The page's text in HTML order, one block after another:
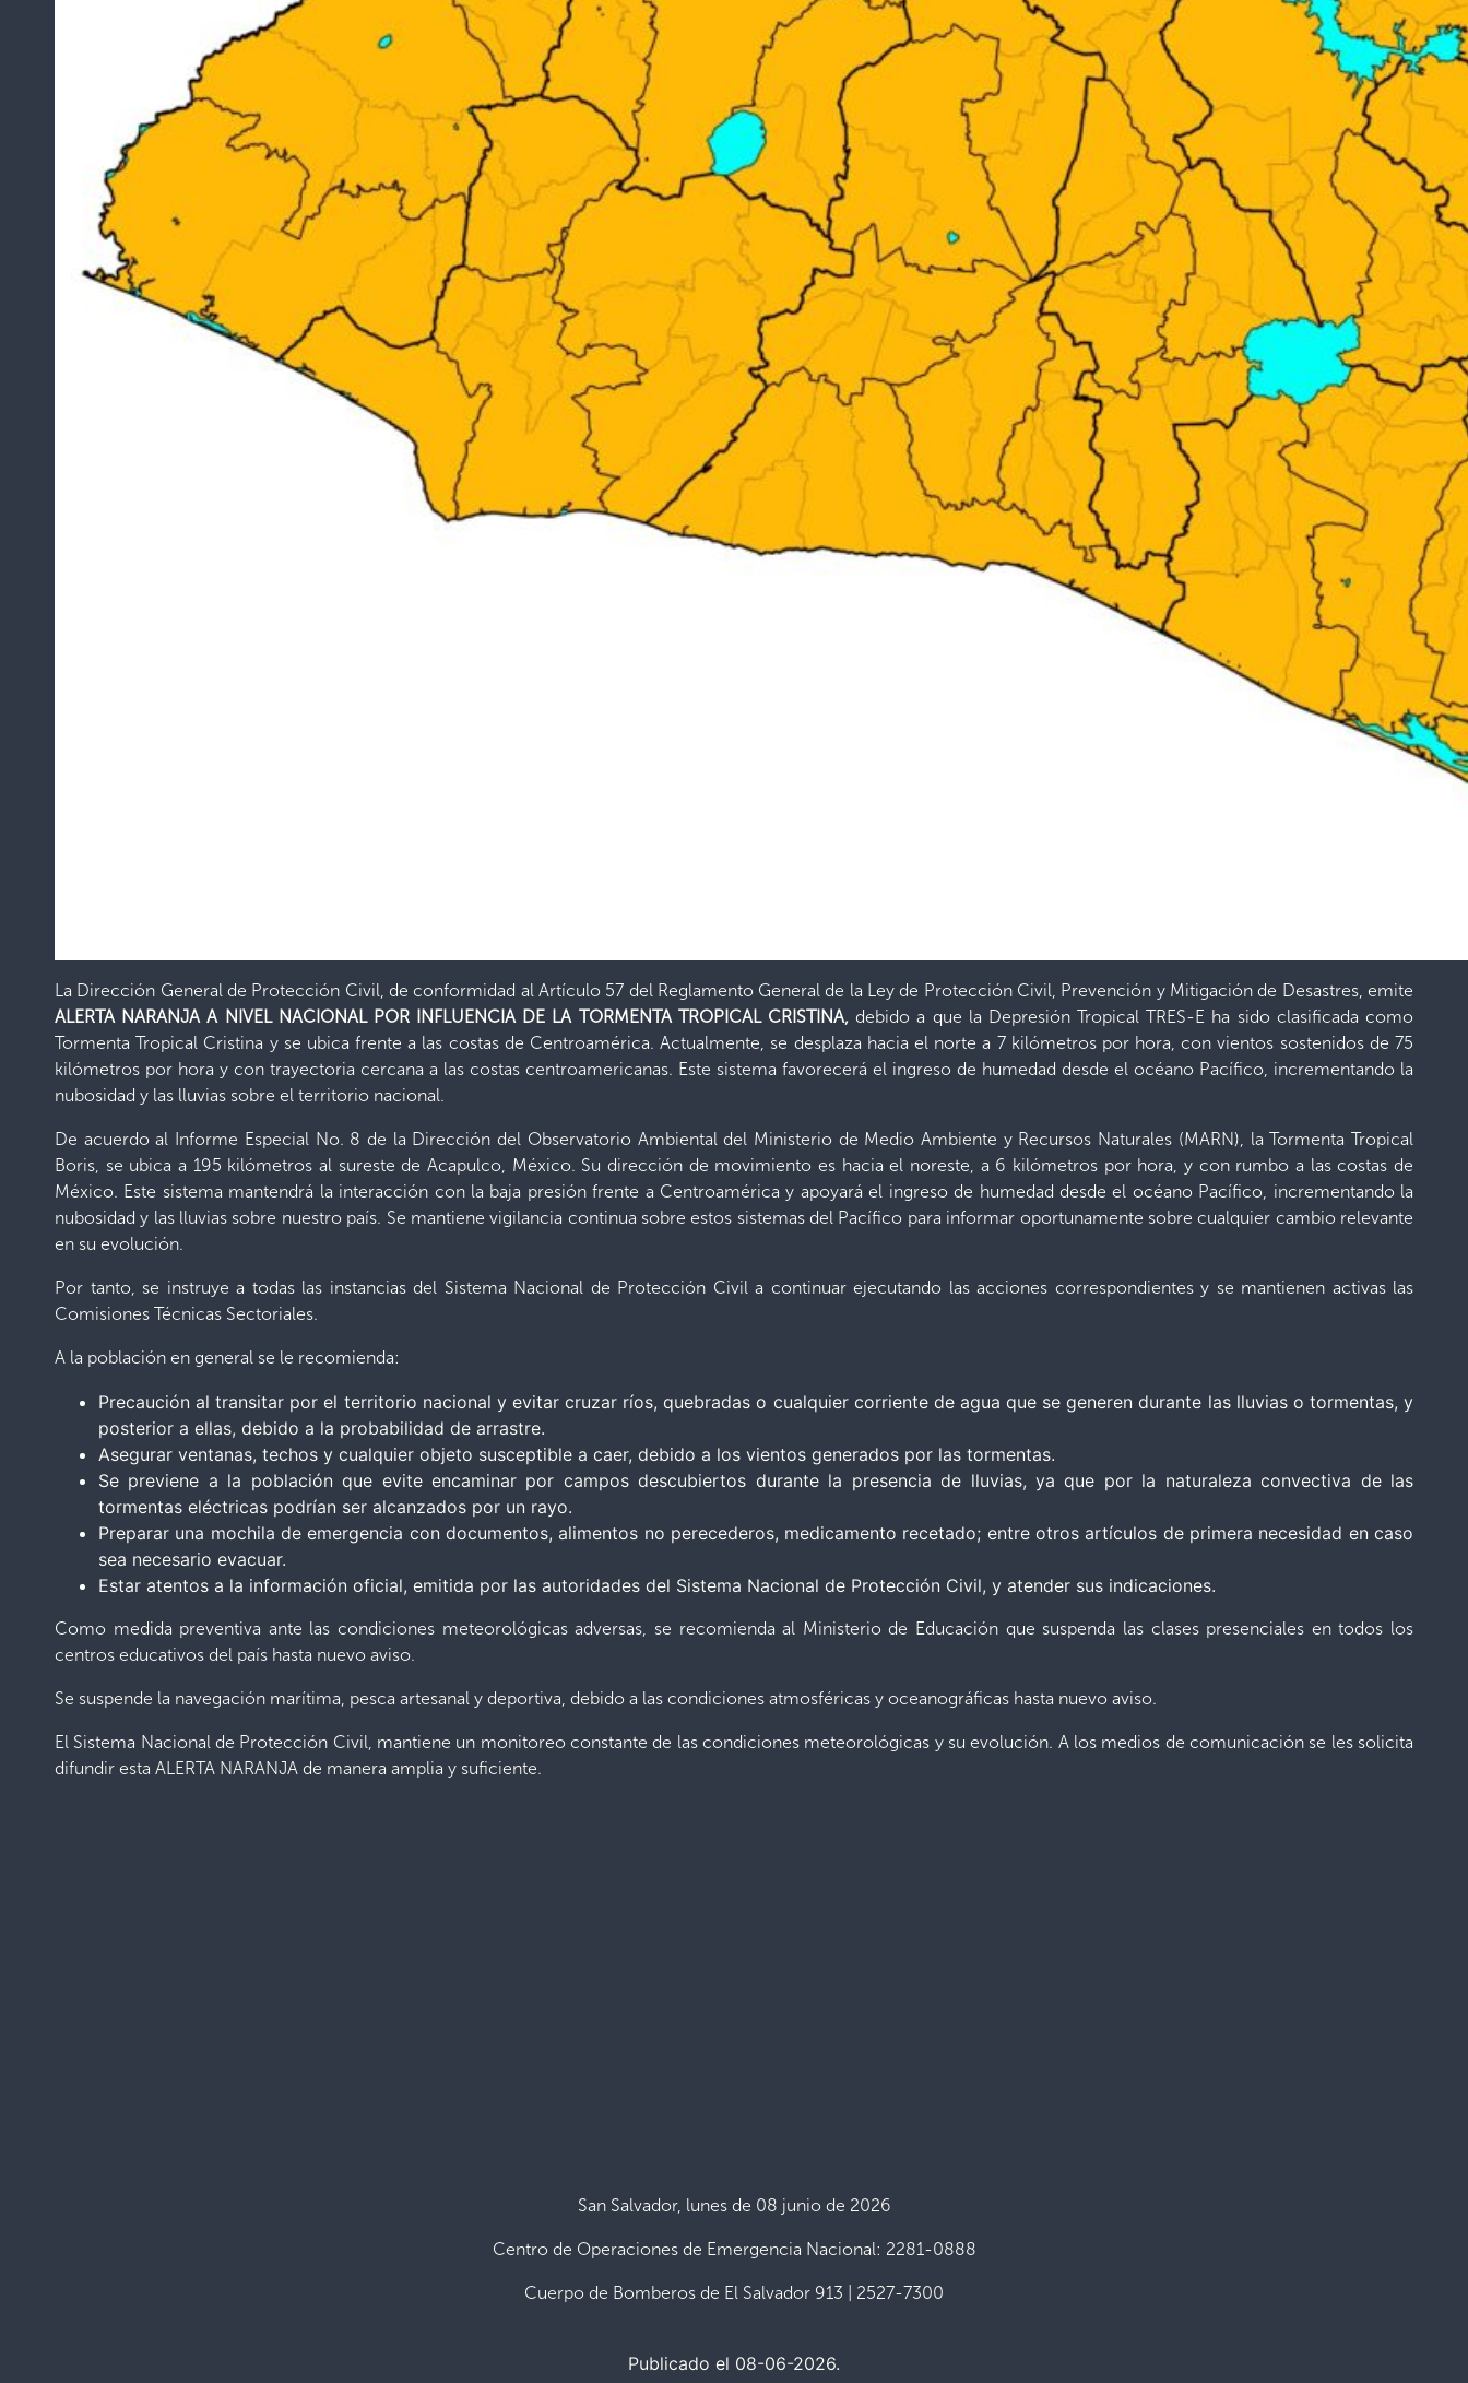
La Dirección General de Protección Civil, de conformidad al Artículo 57 del Reglamento General de la Ley de Protección Civil, Prevención y Mitigación de Desastres, emite
ALERTA NARANJA A NIVEL NACIONAL POR INFLUENCIA DE LA TORMENTA TROPICAL CRISTINA,debido a que la Depresión Tropical TRES-E ha sido clasificada como
Tormenta Tropical Cristina y se ubica frente a las costas de Centroamérica. Actualmente, se desplaza hacia el norte a 7 kilómetros por hora, con vientos sostenidos de 75
kilómetros por hora y con trayectoria cercana a las costas centroamericanas. Este sistema favorecerá el ingreso de humedad desde el océano Pacífico, incrementando la
nubosidad y las lluvias sobre el territorio nacional.
De acuerdo al Informe Especial No. 8 de la Dirección del Observatorio Ambiental del Ministerio de Medio Ambiente y Recursos Naturales (MARN), la Tormenta Tropical
Boris, se ubica a 195 kilómetros al sureste de Acapulco, México. Su dirección de movimiento es hacia el noreste, a 6 kilómetros por hora, y con rumbo a las costas de
México. Este sistema mantendrá la interacción con la baja presión frente a Centroamérica y apoyará el ingreso de humedad desde el océano Pacífico, incrementando la
nubosidad y las lluvias sobre nuestro país. Se mantiene vigilancia continua sobre estos sistemas del Pacífico para informar oportunamente sobre cualquier cambio relevante
en su evolución.
Por tanto, se instruye a todas las instancias del Sistema Nacional de Protección Civil a continuar ejecutando las acciones correspondientes y se mantienen activas las
Comisiones Técnicas Sectoriales.
A la población en general se le recomienda:
Precaución al transitar por el territorio nacional y evitar cruzar ríos, quebradas o cualquier corriente de agua que se generen durante las lluvias o tormentas, y
posterior a ellas, debido a la probabilidad de arrastre.
Asegurar ventanas, techos y cualquier objeto susceptible a caer, debido a los vientos generados por las tormentas.
Se previene a la población que evite encaminar por campos descubiertos durante la presencia de lluvias, ya que por la naturaleza convectiva de las
tormentas eléctricas podrían ser alcanzados por un rayo.
Preparar una mochila de emergencia con documentos, alimentos no perecederos, medicamento recetado; entre otros artículos de primera necesidad en caso
sea necesario evacuar.
Estar atentos a la información oficial, emitida por las autoridades del Sistema Nacional de Protección Civil, y atender sus indicaciones.
Como medida preventiva ante las condiciones meteorológicas adversas, se recomienda al Ministerio de Educación que suspenda las clases presenciales en todos los
centros educativos del país hasta nuevo aviso.
Se suspende la navegación marítima, pesca artesanal y deportiva, debido a las condiciones atmosféricas y oceanográficas hasta nuevo aviso.
El Sistema Nacional de Protección Civil, mantiene un monitoreo constante de las condiciones meteorológicas y su evolución. A los medios de comunicación se les solicita
difundir esta ALERTA NARANJA de manera amplia y suficiente.
San Salvador, lunes de 08 junio de 2026
Centro de Operaciones de Emergencia Nacional: 2281-0888
Cuerpo de Bomberos de El Salvador 913 | 2527-7300
Publicado el 08-06-2026.